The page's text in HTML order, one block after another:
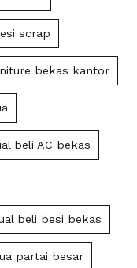
scrap
bekas kantor
beli AC bekas
beli besi bekas
partai besar